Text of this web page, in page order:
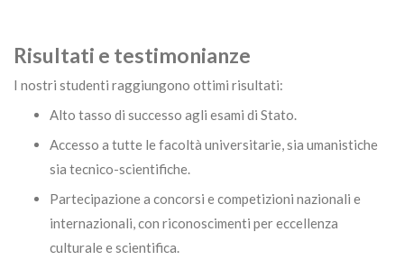
Risultati e testimonianze
I nostri studenti raggiungono ottimi risultati:
Alto tasso di successo agli esami di Stato.
Accesso a tutte le facoltà universitarie, sia umanistiche
sia tecnico-scientifiche.
Partecipazione a concorsi e competizioni nazionali e
internazionali, con riconoscimenti per eccellenza
culturale e scientifica.